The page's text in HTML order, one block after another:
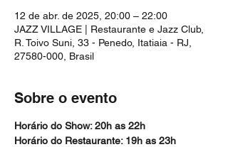
12 de abr. de 2025, 20:00 – 22:00
JAZZ VILLAGE | Restaurante e Jazz Club,
R. Toivo Suni, 33 - Penedo, Itatiaia - RJ,
27580-000, Brasil
Sobre o evento
Horário do Show: 20h as 22h
Horário do Restaurante: 19h as 23h